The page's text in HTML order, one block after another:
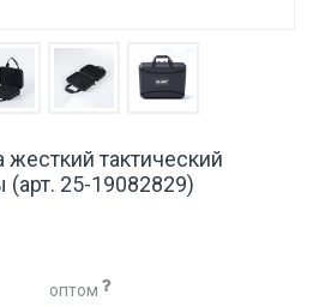
тактический
25-19082829)
оптом